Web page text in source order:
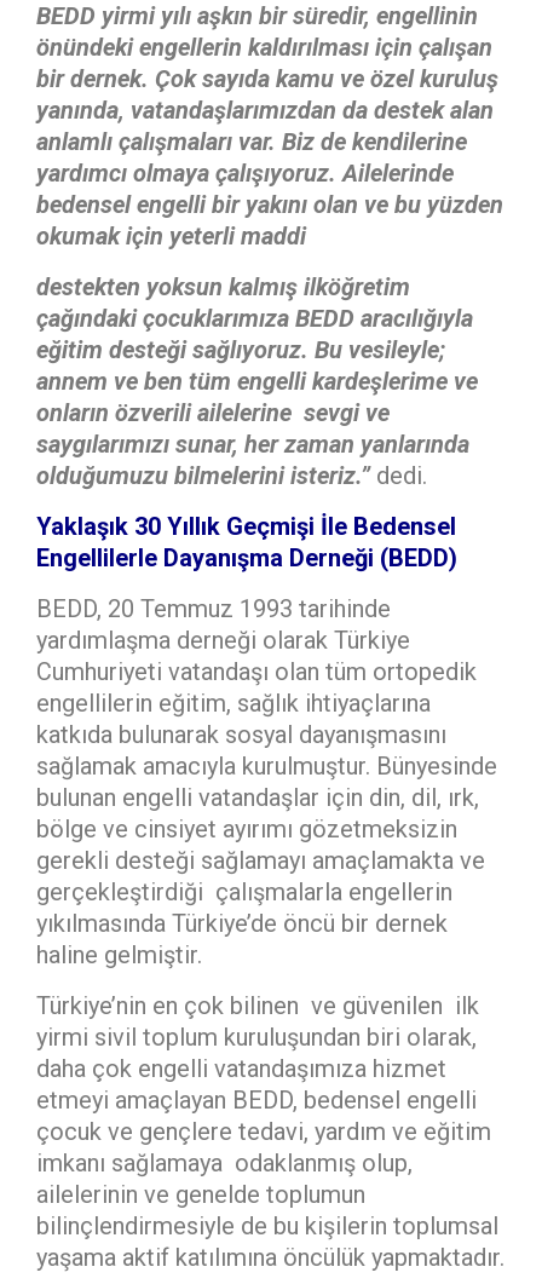
BEDD yirmi yılı aşkın bir süredir, engellinin
önündeki engellerin kaldırılması için çalışan
bir dernek. Çok sayıda kamu ve özel kuruluş
yanında, vatandaşlarımızdan da destek alan
anlamlı çalışmaları var. Biz de kendilerine
yardımcı olmaya çalışıyoruz. Ailelerinde
bedensel engelli bir yakını olan ve bu yüzden
okumak için yeterli maddi
destekten yoksun kalmış ilköğretim
çağındaki çocuklarımıza BEDD aracılığıyla
eğitim desteği sağlıyoruz. Bu vesileyle;
annem ve ben tüm engelli kardeşlerime ve
onların özverili ailelerine sevgi ve
saygılarımızı sunar, her zaman yanlarında
olduğumuzu bilmelerini isteriz.” dedi.
Yaklaşık 30 Yıllık Geçmişi İle Bedensel
Engellilerle Dayanışma Derneği (BEDD)
BEDD, 20 Temmuz 1993 tarihinde
yardımlaşma derneği olarak Türkiye
Cumhuriyeti vatandaşı olan tüm ortopedik
engellilerin eğitim, sağlık ihtiyaçlarına
katkıda bulunarak sosyal dayanışmasını
sağlamak amacıyla kurulmuştur. Bünyesinde
bulunan engelli vatandaşlar için din, dil, ırk,
bölge ve cinsiyet ayırımı gözetmeksizin
gerekli desteği sağlamayı amaçlamakta ve
gerçekleştirdiği çalışmalarla engellerin
yıkılmasında Türkiye’de öncü bir dernek
haline gelmiştir.
Türkiye’nin en çok bilinen ve güvenilen ilk
yirmi sivil toplum kuruluşundan biri olarak,
daha çok engelli vatandaşımıza hizmet
etmeyi amaçlayan BEDD, bedensel engelli
çocuk ve gençlere tedavi, yardım ve eğitim
imkanı sağlamaya odaklanmış olup,
ailelerinin ve genelde toplumun
bilinçlendirmesiyle de bu kişilerin toplumsal
yaşama aktif katılımına öncülük yapmaktadır.